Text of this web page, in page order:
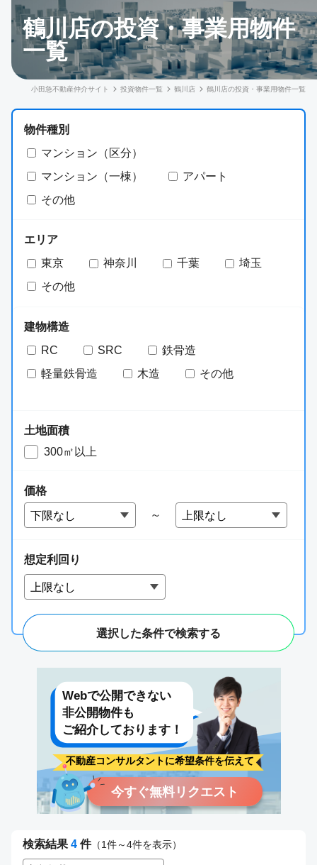
鶴川店の投資・事業用物件
一覧
小田急不動産仲介サイト 投資物件一覧 鶴川店 鶴川店の投資・事業用物件一覧
物件種別
マンション（区分）
マンション（一棟）
アパート
その他
エリア
東京
神奈川 千葉
埼玉
その他
建物構造
RC
SRC
鉄骨造
軽量鉄骨造
木造 その他
土地面積
300㎡以上
価格
～
想定利回り
選択した条件で検索する
今すぐ無料リクエスト
ご紹介しております！
検索結果 4 件（1件～4件を表示）